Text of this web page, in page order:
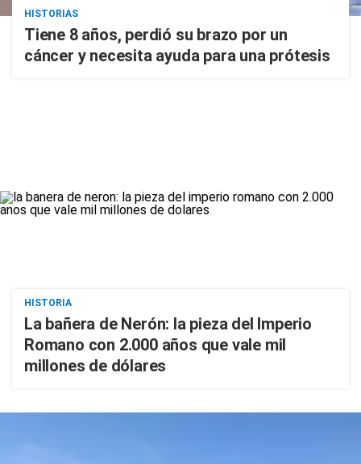
HISTORIAS
Tiene 8 años, perdió su brazo por un
cáncer y necesita ayuda para una prótesis
HISTORIA
La bañera de Nerón: la pieza del Imperio
Romano con 2.000 años que vale mil
millones de dólares